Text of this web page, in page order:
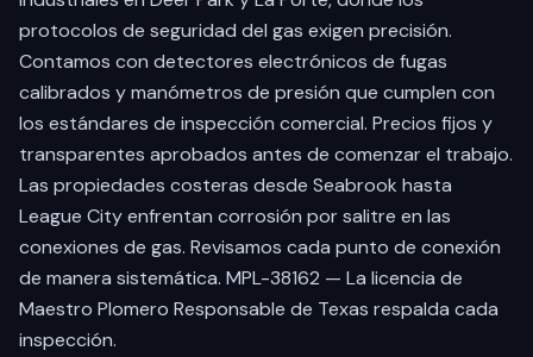
protocolos de seguridad del gas exigen precisión.
Contamos con detectores electrónicos de fugas
calibrados y manómetros de presión que cumplen con
los estándares de inspección comercial. Precios fijos y
transparentes aprobados antes de comenzar el trabajo.
Las propiedades costeras desde Seabrook hasta
League Cityenfrentan corrosión por salitre en las
conexiones de gas. Revisamos cada punto de conexión
de manera sistemática. MPL-38162 — La licencia de
Maestro Plomero Responsable de Texas respalda cada
inspección.